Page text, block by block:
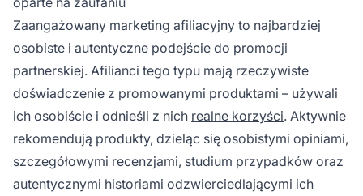
Zaangażowany marketing afiliacyjny to najbardziej
osobiste i autentyczne podejście do promocji
partnerskiej. Afilianci tego typu mają rzeczywiste
doświadczenie z promowanymi produktami – używali
ich osobiście i odnieśli z nich realne korzyści. Aktywnie
rekomendują produkty, dzieląc się osobistymi opiniami,
szczegółowymi recenzjami, studium przypadków oraz
autentycznymi historiami odzwierciedlającymi ich